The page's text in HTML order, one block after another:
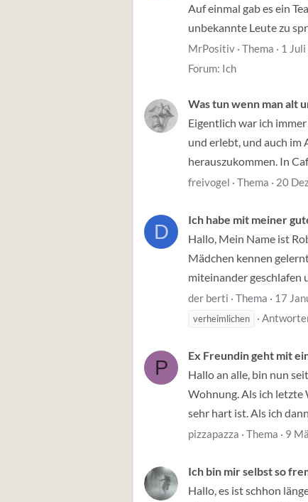
Auf einmal gab es ein
unbekannte Leute zu
MrPositiv Thema 1
Forum: Ich
Was tun wenn man alt
Eigentlich war ich
und erlebt, und auch im
herauszukommen. In
freivogel Thema 20
D
Ich habe mit meiner
Hallo, Mein Name ist
Mädchen kennen
miteinander geschlafen
der berti Thema 17
verheimlichen
P
Ex Freundin geht mit
Hallo an alle, bin nun
Wohnung. Als ich letzte
sehr hart ist. Als ich
pizzapazza Thema 9
Ich bin mir selbst so
Hallo, es ist schhon